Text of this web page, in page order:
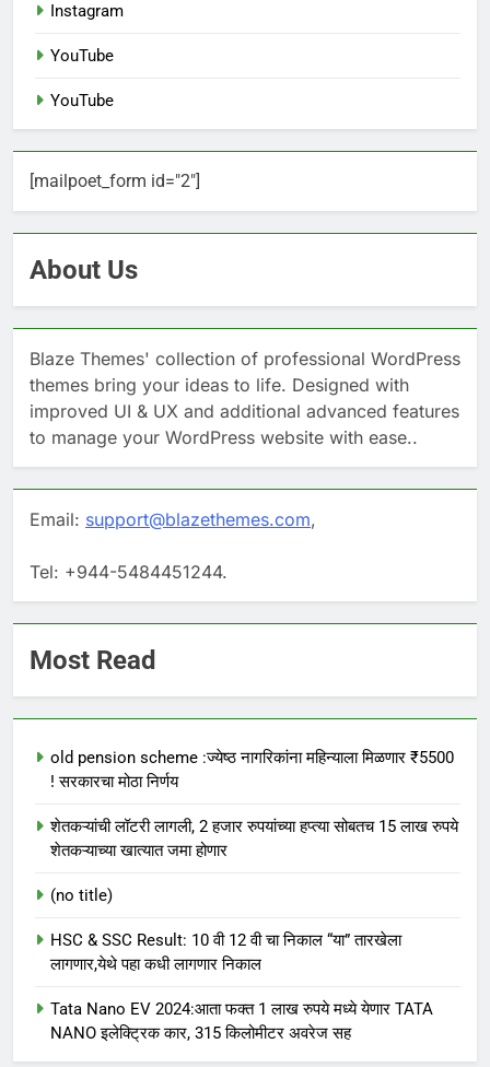
Instagram
YouTube
YouTube
[mailpoet_form id="2"]
About Us
Blaze Themes' collection of professional WordPress
themes bring your ideas to life. Designed with
improved UI & UX and additional advanced features
to manage your WordPress website with ease..
Email: support@blazethemes.com,
Tel: +944-5484451244.
Most Read
old pension scheme :ज्येष्ठ नागरिकांना महिन्याला मिळणार ₹5500
! सरकारचा मोठा निर्णय
शेतकऱ्यांची लॉटरी लागली, 2 हजार रुपयांच्या हप्त्या सोबतच 15 लाख रुपये
शेतकऱ्याच्या खात्यात जमा होणार
(no title)
HSC & SSC Result: 10 वी 12 वी चा निकाल “या” तारखेला
लागणार,येथे पहा कधी लागणार निकाल
Tata Nano EV 2024:आता फक्त 1 लाख रुपये मध्ये येणार TATA
NANO इलेक्ट्रिक कार, 315 किलोमीटर अवरेज सह